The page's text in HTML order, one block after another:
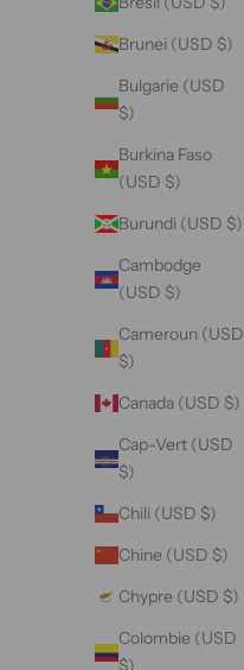
Brunei (USD $)
Bulgarie (USD
$)
Burkina Faso
(USD $)
Burundi (USD $)
Cambodge
(USD $)
Cameroun (USD
$)
Canada (USD $)
Cap-Vert (USD
$)
Chili (USD $)
Chine (USD $)
Chypre (USD $)
Colombie (USD
$)
(USD $)
Australie
(USD $)
(USD $)
Azerbaïdjan
(USD $)
Bahamas
(USD $)
Bahreïn
Bangladesh
(USD $)
Belize
(USD $)